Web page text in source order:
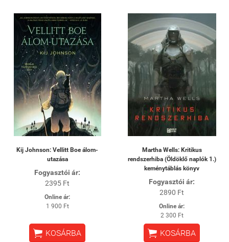
Kij Johnson: Vellitt Boe álom-
utazása
Fogyasztói ár:
2395 Ft
Online ár:
1 900 Ft
 KOSÁRBA
Martha Wells: Kritikus
rendszerhiba (Öldöklő naplók 1.)
keménytáblás könyv
Fogyasztói ár:
2890 Ft
Online ár:
2 300 Ft
 KOSÁRBA